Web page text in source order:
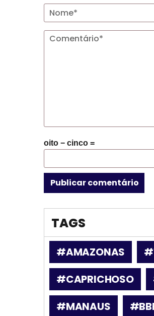
oito − cinco =
TAGS
#AMAZONAS
#CAPRICHOSO
#MANAUS